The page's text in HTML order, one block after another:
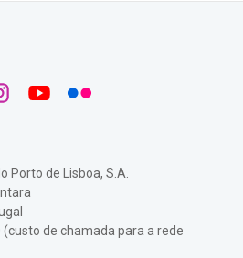
Porto de Lisboa, S.A.
(custo de chamada para a rede